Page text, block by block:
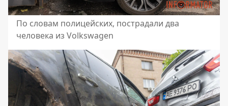
По словам полицейских, пострадали два
человека из Volkswagen